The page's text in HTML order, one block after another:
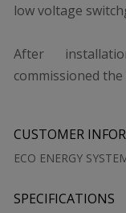
low voltage
After
commissioned
CUSTOMER
ECO ENERGY
SPECIFICATIONS